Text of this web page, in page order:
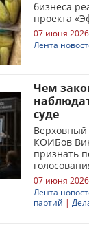
бизнеса
проекта
07 июня
Лента
Чем
суде
Верховный
КОИБов
признать
07 июня
Лента
партий |